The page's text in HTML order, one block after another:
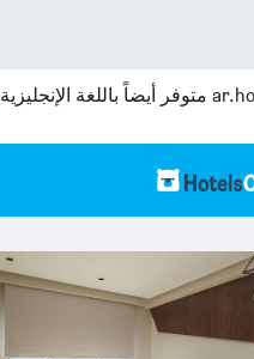
متوفر أيضاً باللغة